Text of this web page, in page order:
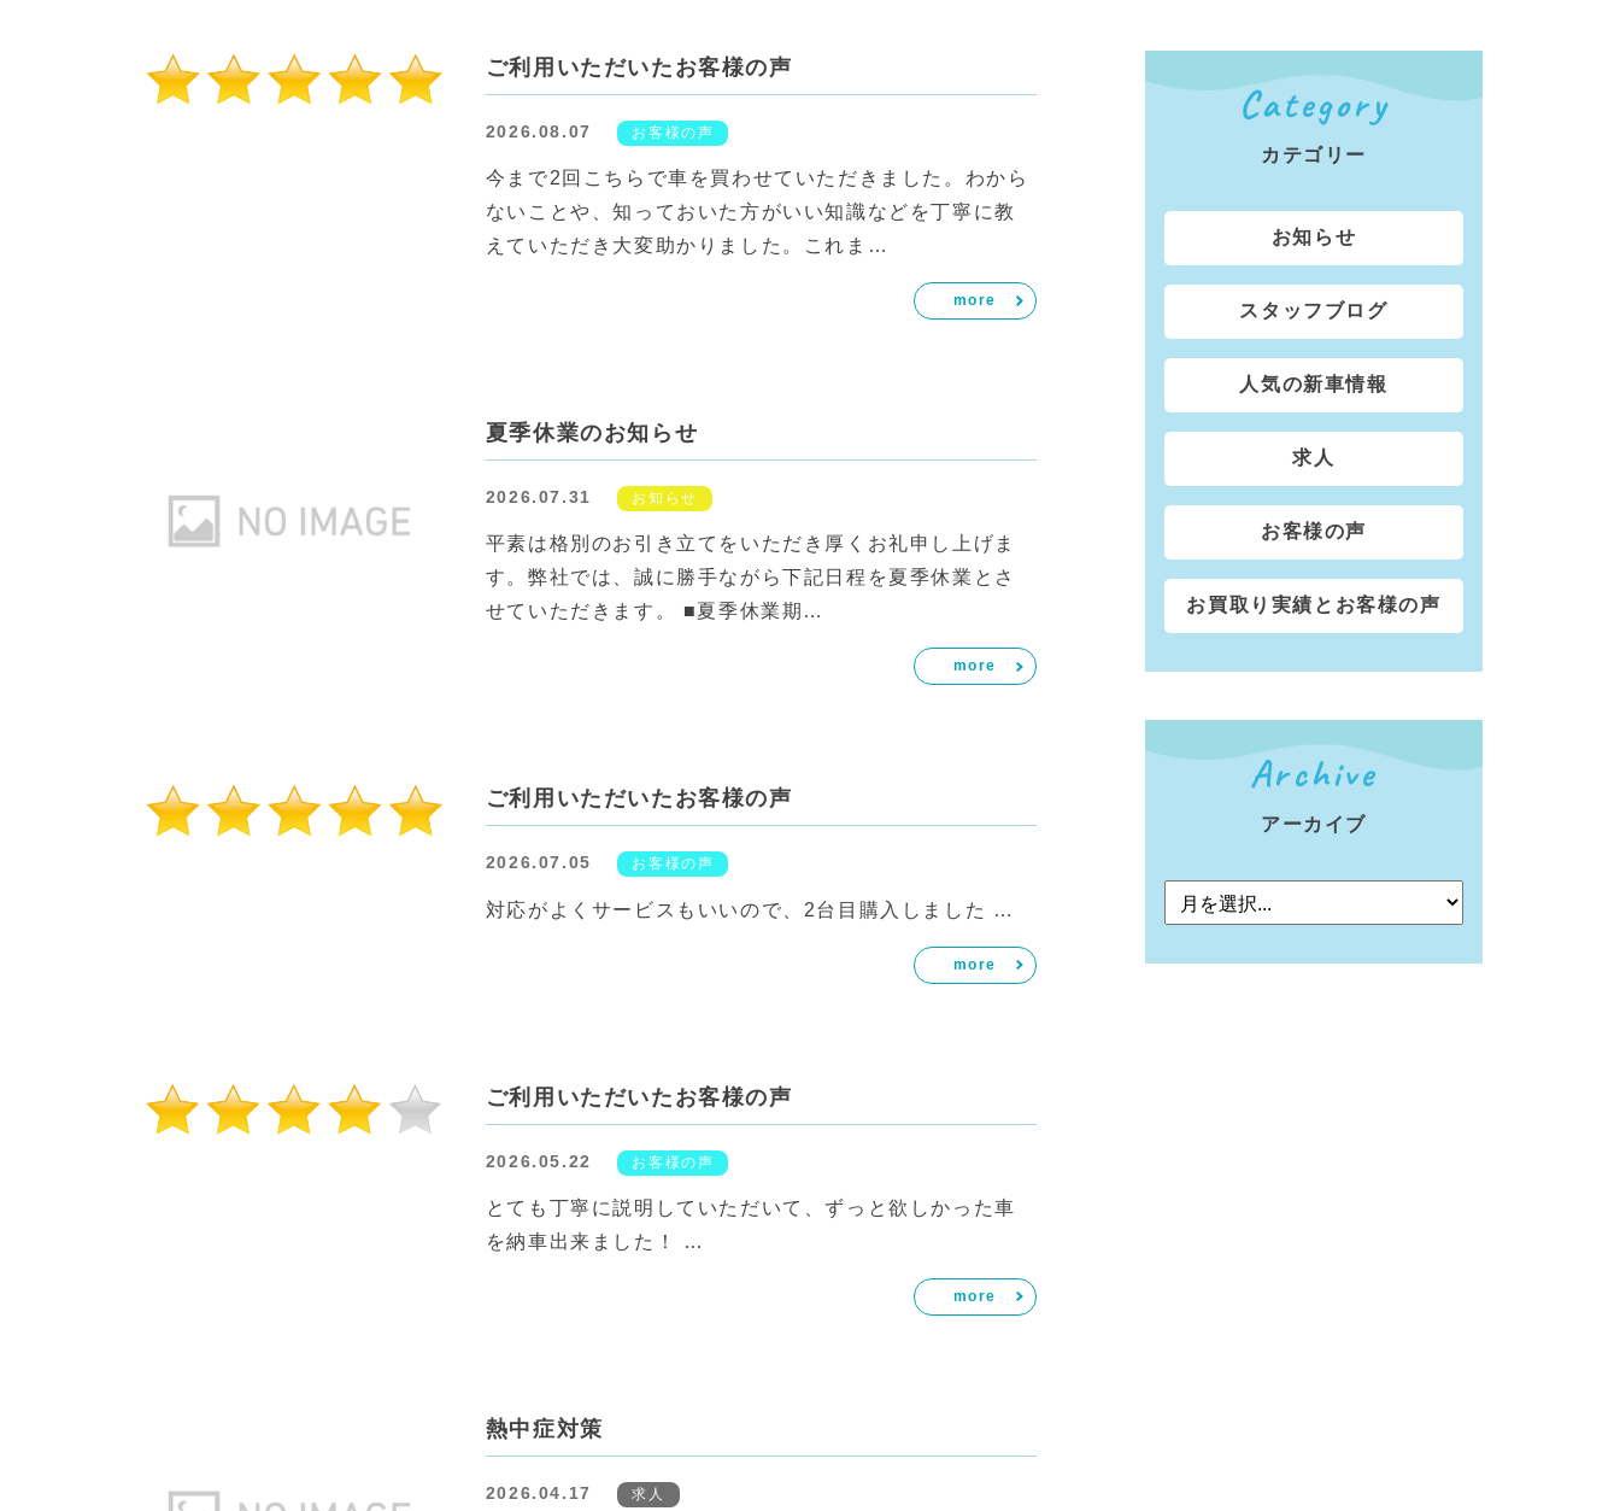
ご利用いただいたお客様の声
2026.08.07 お客様の声
今まで2回こちらで車を買わせていただきました。わから
ないことや、知っておいた方がいい知識などを丁寧に教
えていただき大変助かりました。これま…
more
夏季休業のお知らせ
2026.07.31 お知らせ
平素は格別のお引き立てをいただき厚くお礼申し上げま
す。弊社では、誠に勝手ながら下記日程を夏季休業とさ
せていただきます。 ■夏季休業期…
more
ご利用いただいたお客様の声
2026.07.05 お客様の声
対応がよくサービスもいいので、2台目購入しました …
more
ご利用いただいたお客様の声
2026.05.22 お客様の声
とても丁寧に説明していただいて、ずっと欲しかった車
を納車出来ました！ …
more
熱中症対策
2026.04.17 求人
Category
カテゴリー
お知らせ
スタッフブログ
人気の新車情報
求人
お客様の声
お買取り実績とお客様の声
Archive
アーカイブ